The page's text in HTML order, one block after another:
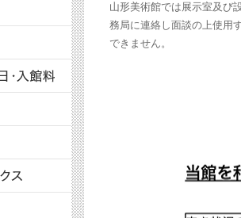
山形美術館では展示室及び
務局に連絡し面談の上使用
できません。